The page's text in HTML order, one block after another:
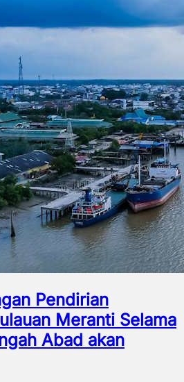
Pendirian
Meranti Selama
Abad akan